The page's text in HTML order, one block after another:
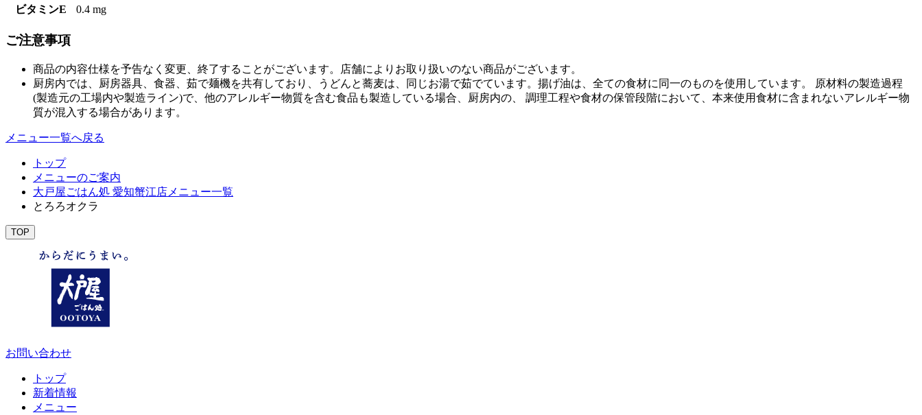
ビタミンE
0.4 mg
ご注意事項
商品の内容仕様を予告なく変更、終了することがございます。店舗によりお取り扱いのない商品がございます。
厨房内では、厨房器具、食器、茹で麺機を共有しており、うどんと蕎麦は、同じお湯で茹でています。揚げ油は、全ての食材に同一のものを使用しています。 原材料の製造過程
(製造元の工場内や製造ライン)で、他のアレルギー物質を含む食品も製造している場合、厨房内の、 調理工程や食材の保管段階において、本来使用食材に含まれないアレルギー物
質が混入する場合があります。
メニュー一覧へ戻る
トップ
メニューのご案内
大戸屋ごはん処 愛知蟹江店メニュー一覧
とろろオクラ
TOP
お問い合わせ
トップ
新着情報
メニュー